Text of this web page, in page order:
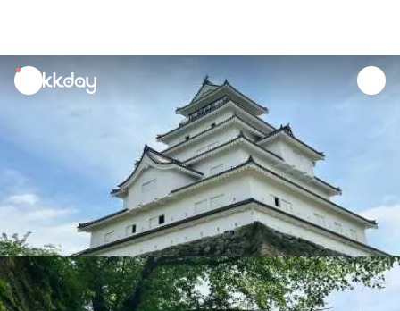
unread
notifications